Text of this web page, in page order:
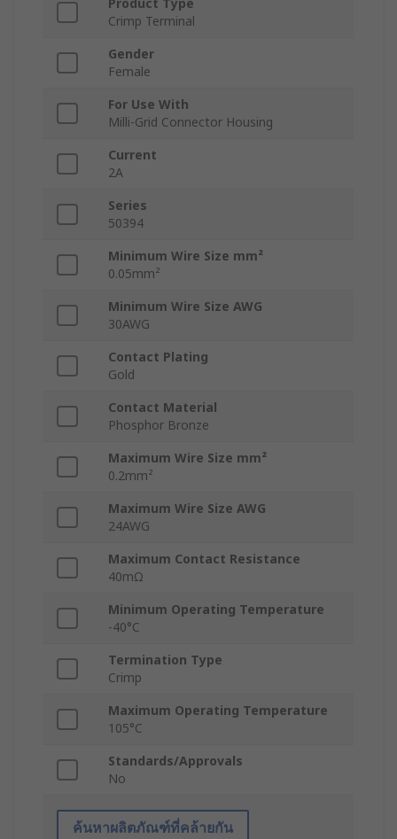
Product Type
Crimp Terminal
Gender
Female
For Use With
Milli-Grid Connector Housing
Current
2A
Series
50394
Minimum Wire Size mm²
0.05mm²
Minimum Wire Size AWG
30AWG
Contact Plating
Gold
Contact Material
Phosphor Bronze
Maximum Wire Size mm²
0.2mm²
Maximum Wire Size AWG
24AWG
Maximum Contact Resistance
40mΩ
Minimum Operating Temperature
-40°C
Termination Type
Crimp
Maximum Operating Temperature
105°C
Standards/Approvals
No
ค้นหาผลิตภัณฑ์ที่คล้ายกัน